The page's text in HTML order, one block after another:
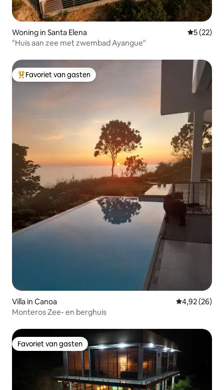
Woning in Santa Elena
5 (22)
"Huis aan zee met zwembad Ayangue"
Topfavoriet van gasten
Favoriet van gasten
Villa in Canoa Gemiddelde
4,92 (26)
Monteros Zee- en berghuis
Favoriet van gasten
Favoriet van gasten